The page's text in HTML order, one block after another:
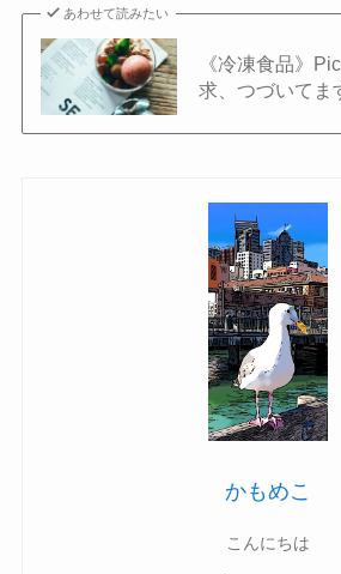
あわせて読みたい
《冷凍食品》
求、つづいてま
かもめこ
こんにちは